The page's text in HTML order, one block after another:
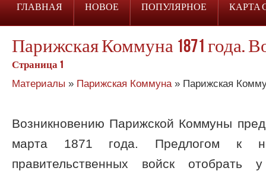
ГЛАВНАЯ НОВОЕ ПОПУЛЯРНОЕ КАРТА
Парижская Коммуна 1871 года.
Страница 1
Материалы » Парижская Коммуна» Парижская
Возникновению Парижской Коммуны
марта 1871 года. Предлогом к
правительственных войск отобрать